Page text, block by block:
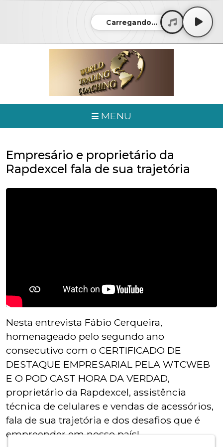
Carregando...
MENU
Empresário e proprietário da
Rapdexcel fala de sua trajetória
Nesta entrevista Fábio Cerqueira,
homenageado pelo segundo ano
consecutivo com o CERTIFICADO DE
DESTAQUE EMPRESARIAL PELA WTCWEB
E O POD CAST HORA DA VERDAD,
proprietário da Rapdexcel, assistência
técnica de celulares e vendas de acessórios,
fala de sua trajetória e dos desafios que é
empreender em nosso país!